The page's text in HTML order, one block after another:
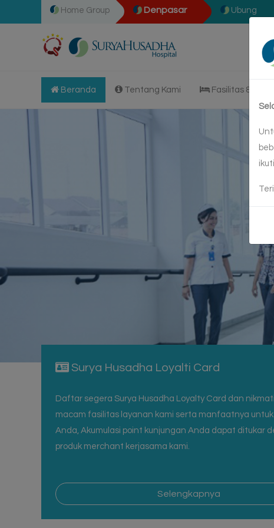
Home Group Denpasar Ubung
Beranda Tentang Kami Fasilitas &
Surya Husadha Loyalti Card
Daftar segera Surya Husadha Loyalty Card dan
macam fasilitas layanan kami serta manfaatnya
Anda, Akumulasi point kunjungan Anda dapat ditukar
produk merchant kerjasama kami.
Selengkapnya
lensa mata yang menjadi keruh, sehingga cahaya tidak dapat
sesuai tingkatannya dari sedikit sampai keburaman total. Dalam